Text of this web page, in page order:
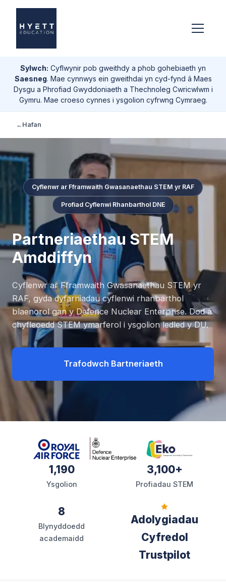
Sylwch: Cyflwynir pob gweithdy a phob gohebiaeth yn
Saesneg. Mae cynnwys ein gweithdai yn cyd-fynd â Maes
Dysgu a Phrofiad Gwyddoniaeth a Thechnoleg Cwricwlwm i
Gymru. Mae croeso cynnes i ysgolion cyfrwng Cymraeg.
← Hafan
Cyflenwr ar Fframwaith Gwasanaethau STEM yr RAF
Profiad Cyflenwi Rhanbarthol DNE
Partneriaethau STEM
Amddiffyn
Cyflenwr ar Fframwaith Gwasanaethau STEM yr
RAF, gyda dyfarniadau cyflenwi rhanbarthol
blaenorol gan y Defence Nuclear Enterprise. Dod â
chyfleoedd STEM ymarferol i ysgolion ledled y DU.
Trafodwch Bartneriaeth
1,190
Ysgolion
3,100+
Profiadau STEM
8
Blynyddoedd
academaidd
Adolygiadau
Cyfredol
Trustpilot